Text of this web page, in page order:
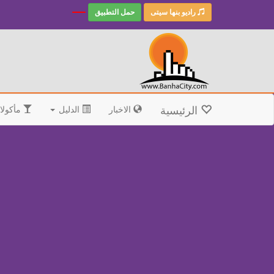
راديو بنها سيتى حمل التطبيق
الرئيسية الاخبار الدليل